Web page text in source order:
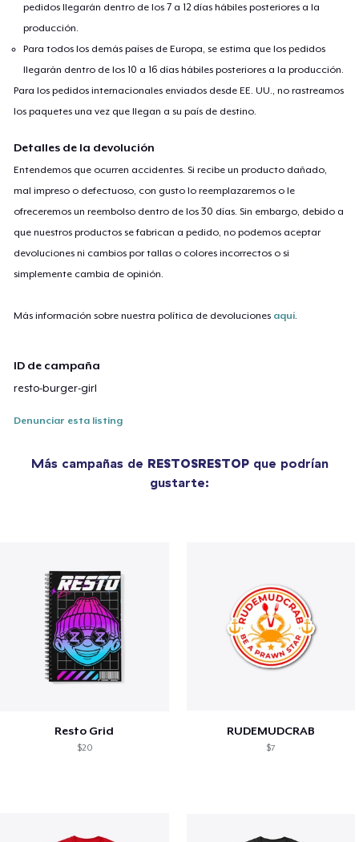
pedidos llegarán dentro de los 7 a 12 días hábiles posteriores a la
producción.
Para todos los demás países de Europa, se estima que los pedidos
llegarán dentro de los 10 a 16 días hábiles posteriores a la producción.
Para los pedidos internacionales enviados desde EE. UU., no rastreamos
los paquetes una vez que llegan a su país de destino.
Detalles de la devolución
Entendemos que ocurren accidentes. Si recibe un producto dañado,
mal impreso o defectuoso, con gusto lo reemplazaremos o le
ofreceremos un reembolso dentro de los 30 días. Sin embargo, debido a
que nuestros productos se fabrican a pedido, no podemos aceptar
devoluciones ni cambios por tallas o colores incorrectos o si
simplemente cambia de opinión.
Más información sobre nuestra política de devoluciones aquí.
ID de campaña
resto-burger-girl
Denunciar esta listing
Más campañas de RESTOSRESTOPque podrían
gustarte:
Resto Grid
$20
RUDEMUDCRAB
$7